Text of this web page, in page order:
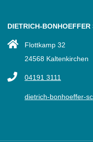
DIETRICH-
Flottkamp 32
24568 Kaltenkirchen
04191 3111
dietrich-bonhoeffer-